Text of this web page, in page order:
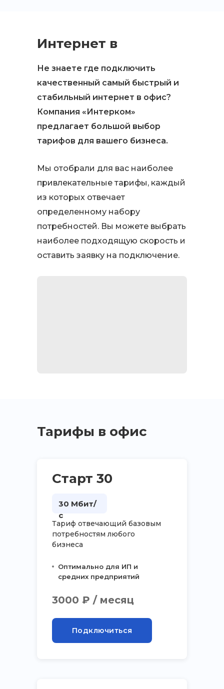
Интернет в
Не знаете где подключить
качественный самый быстрый и
стабильный интернет в офис?
Компания «Интерком»
предлагает большой выбор
тарифов для вашего бизнеса.
Мы отобрали для вас наиболее
привлекательные тарифы, каждый
из которых отвечает
определенному набору
потребностей. Вы можете выбрать
наиболее подходящую скорость и
оставить заявку на подключение.
Тарифы в офис
Старт 30
30 Мбит/
с
Оптимально для ИП и
средних предприятий
Тариф отвечающий базовым
потребностям любого
бизнеса
3000 ₽ / месяц
Подключиться